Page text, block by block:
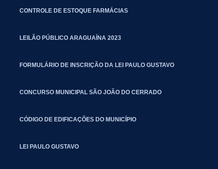
CONTROLE DE ESTOQUE FARMÁCIAS
LEILÃO PÚBLICO ARAGUAÍNA 2023
FORMULÁRIO DE INSCRIÇÃO DA LEI PAULO GUSTAVO
CONCURSO MUNICIPAL SÃO JOÃO DO CERRADO
CÓDIGO DE EDIFICAÇÕES DO MUNICÍPIO
LEI PAULO GUSTAVO